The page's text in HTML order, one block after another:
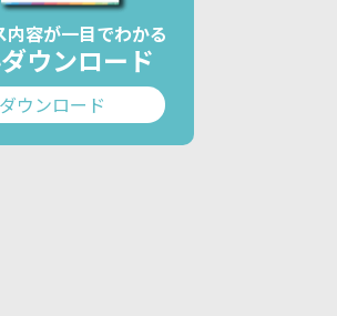
内容が一目でわかる
ウンロード
ダウンロード